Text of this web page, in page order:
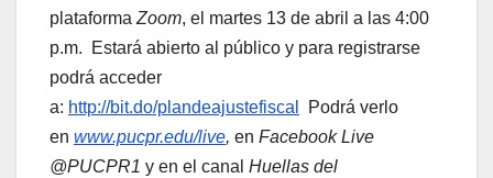
plataforma Zoom, el martes 13 de abril a las 4:00
p.m. Estará abierto al público y para registrarse
podrá acceder
a: http://bit.do/plandeajustefiscal
Podrá verlo
en www.pucpr.edu/live, en Facebook Live
@PUCPR1 y en el canal Huellas del